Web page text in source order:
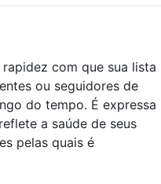
com que sua lista
ou seguidores de
do tempo. É expressa
a saúde de seus
pelas quais é